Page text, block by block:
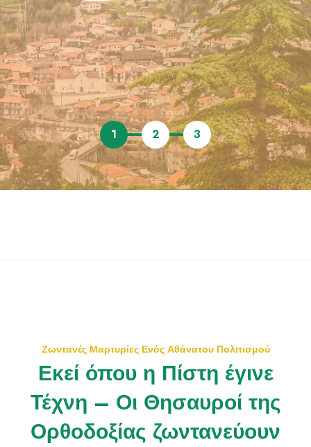
1 2 3
Ζωντανές Μαρτυρίες Ενός Αθάνατου Πολιτισμού
Εκεί όπου η Πίστη έγινε
Τέχνη – Οι Θησαυροί της
Ορθοδοξίας ζωντανεύουν